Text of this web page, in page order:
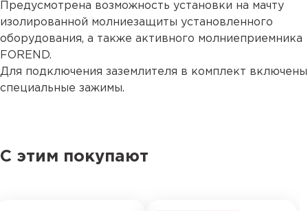
Предусмотрена возможность установки на мачту
изолированной молниезащиты установленного
оборудования, а также активного молниеприемника
FOREND.
Для подключения заземлителя в комплект включены
специальные зажимы.
С этим покупают